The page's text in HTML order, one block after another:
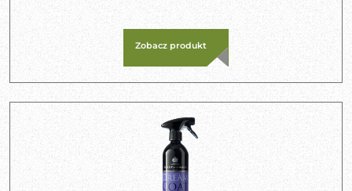
Zobacz produkt